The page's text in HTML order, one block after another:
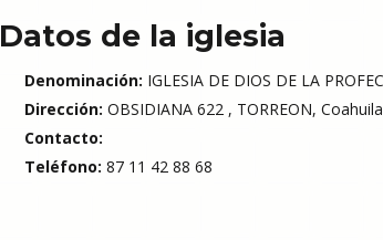
Datos de la iglesia
Denominación: IGLESIA DE DIOS DE LA
Dirección: OBSIDIANA 622 , TORREON,
Contacto:
Teléfono: 87 11 42 88 68